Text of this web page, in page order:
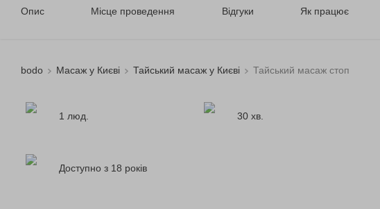
Опис Місце проведення Відгуки Як працює
bodo Масаж у Києві Тайський масаж у Києві Тайський масаж стоп
1 люд. 30 хв.
Доступно з 18 років